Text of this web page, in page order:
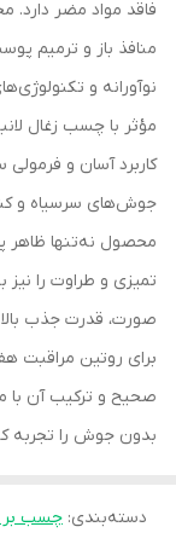
فاقد مواد مضر دارد.
منافذ باز و ترمیم
نوآورانه و
مؤثر با چسب زغال
کاربرد آسان و فرمولی
جوش‌های سرسیاه و
محصول نه‌تنها ظاهر
تمیزی و طراوت را نیز
صورت، قدرت جذب بالا
برای روتین مراقبت
صحیح و ترکیب آن با
بدون جوش را تجربه
دسته‌بندی: چسب بر